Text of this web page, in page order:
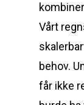
Vårt
behov.
får ikke